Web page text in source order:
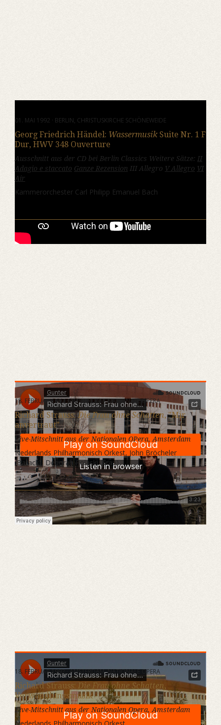
01. MAI 1992 · BERLIN, CHRISTUSKIRCHE SCHÖNEWEIDE
Georg Friedrich Händel: WassermusikSuite Nr. 1 F
Dur, HWV 348 Ouverture
Ausschnitt aus der CD bei Berlin Classics Weitere Sätze: II
Adagio e staccato Ganze Rezension III Allegro V Allegro VI
Air
Kammerorchester Carl Philipp Emanuel Bach
18. FEBRUAR 1992 · AMSTERDAM, NATIONALE OPERA
Richard Strauss:Die Frau ohne Schatten, "Mir
anvertraut"
Live-Mitschnitt aus der Nationalen OPera, Amsterdam
Nederlands Philharmonisch Orkest, John Bröcheler
(Barack), Deborah Polaski (Frau)
18. FEBRUAR 1992 · AMSTERDAM, NATIONALE OPERA
Richard Strauss: Die Frau ohne Schatten,
Verwandlungsmusik
Live-Mitschnitt aus der Nationalen Opera, Amsterdam